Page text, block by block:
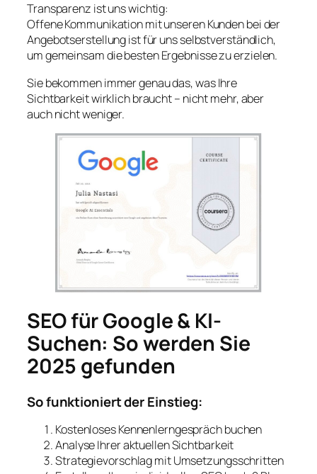
Transparenz ist uns wichtig:
Offene Kommunikation mit unseren Kunden bei der
Angebotserstellung ist für uns selbstverständlich,
um gemeinsam die besten Ergebnisse zu erzielen.
Sie bekommen immer genau das, was Ihre
Sichtbarkeit wirklich braucht – nicht mehr, aber
auch nicht weniger.
SEO für Google & KI-
Suchen: So werden Sie
2025 gefunden
So funktioniert der Einstieg:
Kostenloses Kennenlerngespräch buchen
Analyse Ihrer aktuellen Sichtbarkeit
Strategievorschlag mit Umsetzungsschritten